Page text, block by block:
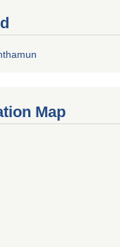
Map